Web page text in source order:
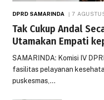
DPRD SAMARINDA 7
Tak Cukup Andal
Utamakan Empati
SAMARINDA: Komisi IV
fasilitas pelayanan
puskesmas,…